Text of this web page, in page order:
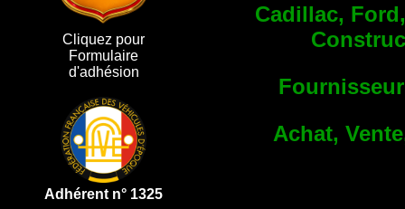
Cliquez pour
Formulaire
d'adhésion
Adhérent n° 1325
Cadillac,
Achat,